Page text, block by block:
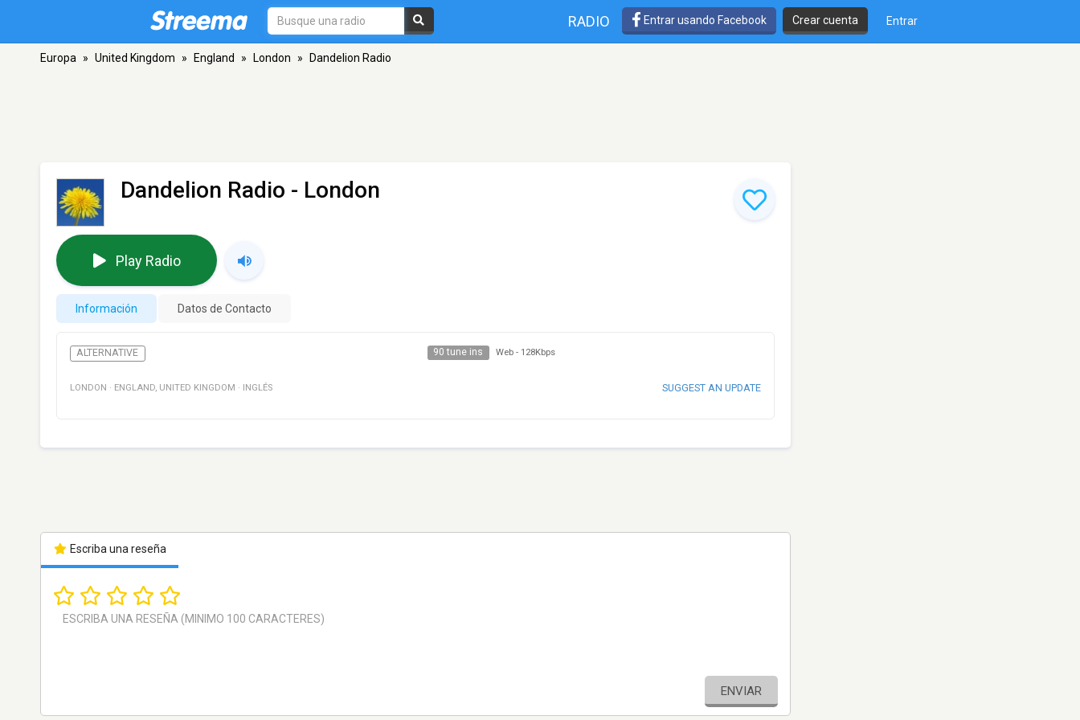
RADIO Entrar usando Facebook Crear cuenta Entrar
Europa » United Kingdom » England » London » Dandelion Radio
Dandelion Radio - London
Play Radio
Información Datos de Contacto
ALTERNATIVE 90 tune ins Web - 128Kbps
LONDON · ENGLAND, UNITED KINGDOM · INGLÉS SUGGEST AN UPDATE
Escriba una reseña
ENVIAR